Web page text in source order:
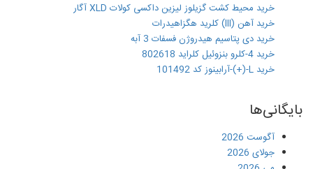
خرید محیط کشت گزیلوز لیزین داکسی کولات XLD آگار
خرید آهن (III) کلرید هگزاهیدرات
خرید دی پتاسیم هیدروژن فسفات 3 آبه
خرید 4-کلرو بنزوئیل کلراید 802618
خرید L-(+)-آرابینوز کد 101492
بایگانی‌ها
آگوست 2026
جولای 2026